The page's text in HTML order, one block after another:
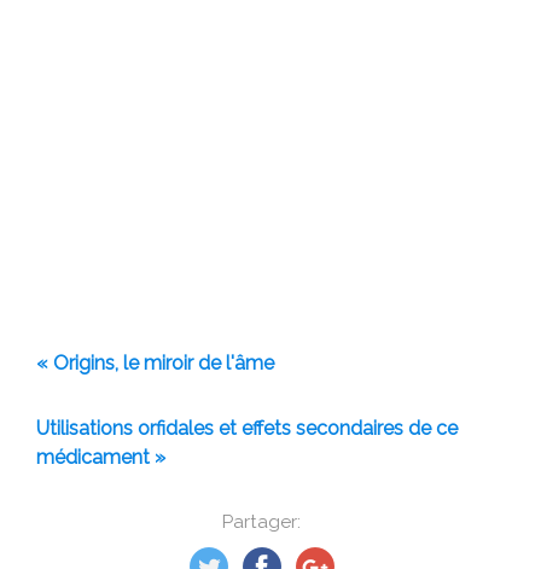
Partager:
« Origins, le miroir de l'âme
Utilisations orfidales et effets secondaires de ce
médicament »